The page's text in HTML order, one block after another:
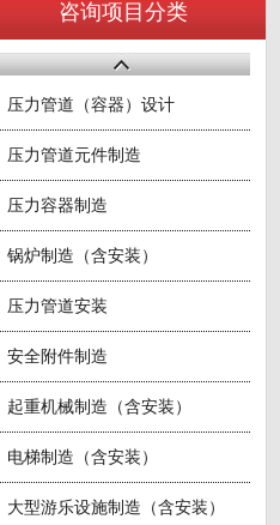
咨询项目分类
压力管道（容器）设计
压力管道元件制造
压力容器制造
锅炉制造（含安装）
压力管道安装
安全附件制造
起重机械制造（含安装）
电梯制造（含安装）
大型游乐设施制造（含安装）